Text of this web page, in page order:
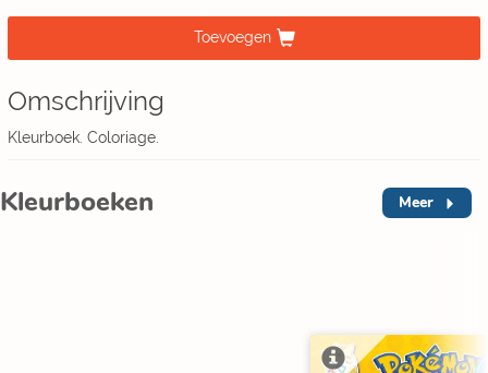
Toevoegen
Omschrijving
Kleurboek. Coloriage.
Kleurboeken Meer